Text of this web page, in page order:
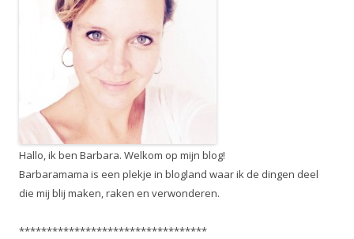
Hallo, ik ben Barbara. Welkom op mijn blog!
Barbaramama is een plekje in blogland waar ik de dingen deel
die mij blij maken, raken en verwonderen.
**********************************